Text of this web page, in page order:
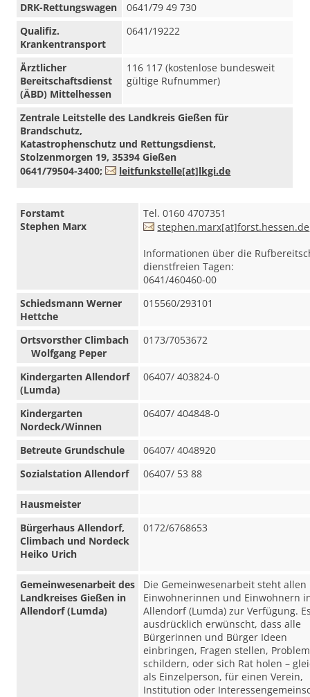
DRK-Rettungswagen
0641/79 49 730
Qualifiz.
Krankentransport
0641/19222
Ärztlicher
Bereitschaftsdienst
(ÄBD) Mittelhessen
116 117 (kostenlose bundesweit
gültige Rufnummer)
Zentrale Leitstelle des Landkreis Gießen für
Brandschutz,
Katastrophenschutz und Rettungsdienst,
Stolzenmorgen 19, 35394 Gießen
0641/79504-3400;
leitfunkstelle[at]lkgi.de
Forstamt
Stephen Marx
Tel. 0160 4707351
stephen.marx[at]forst.hessen.de
Informationen über die
dienstfreien Tagen:
0641/460460-00
Schiedsmann Werner
Hettche
015560/293101
Ortsvorsther Climbach
Wolfgang Peper
0173/7053672
Kindergarten Allendorf
(Lumda)
06407/ 403824-0
Kindergarten
Nordeck/Winnen
06407/ 404848-0
Betreute Grundschule
06407/ 4048920
Sozialstation Allendorf
06407/ 53 88
Hausmeister
Bürgerhaus Allendorf,
Climbach und Nordeck
Heiko Urich
0172/6768653
Gemeinwesenarbeit des
Landkreises Gießen in
Allendorf (Lumda)
Die Gemeinwesenarbeit steht allen
Einwohnerinnen und Einwohnern
Allendorf (Lumda) zur Verfügung.
ausdrücklich erwünscht, dass alle
Bürgerinnen und Bürger Ideen
einbringen, Fragen stellen,
schildern, oder sich Rat holen –
als Einzelperson, für einen Verein,
Institution oder